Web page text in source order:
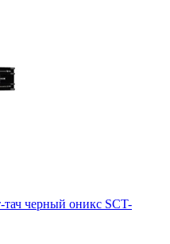
черный оникс SCT-